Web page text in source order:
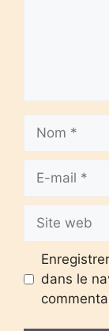
mail
web
dans le